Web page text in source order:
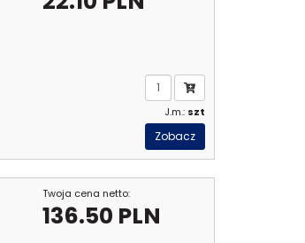
J.m.: szt
Zobacz
Twoja cena netto:
136.50 PLN